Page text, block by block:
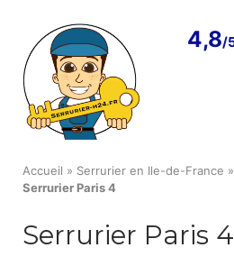
content
4,8
Accueil » Serrurier en Ile-de-France »
Serrurier Paris 4
Serrurier Paris 4